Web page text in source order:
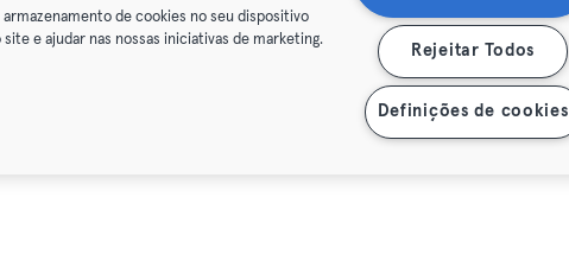
de cookies no seu dispositivo
e ajudar nas nossas iniciativas de marketing.
Rejeitar Todos
Definições de cookies